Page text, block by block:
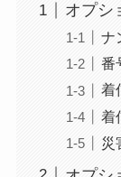
オプシ
ナ
番
着
着
災